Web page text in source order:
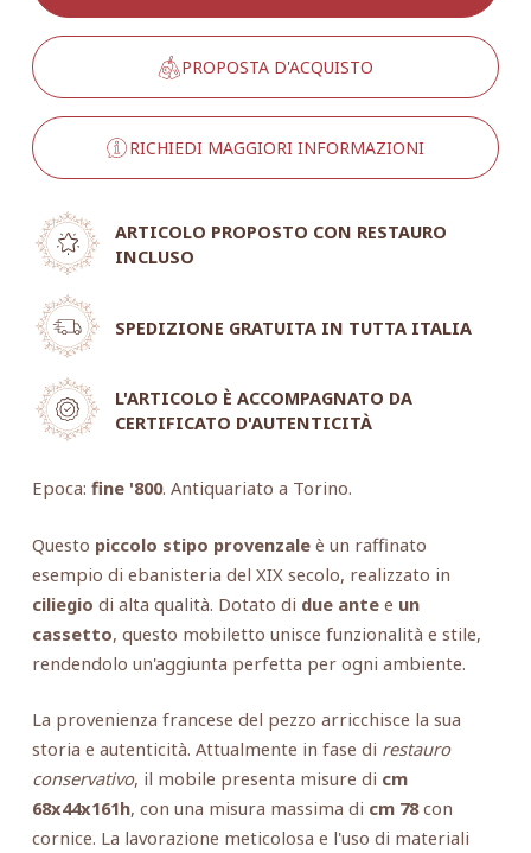
PROPOSTA D'ACQUISTO
RICHIEDI MAGGIORI INFORMAZIONI
ARTICOLO PROPOSTO CON RESTAURO
INCLUSO
SPEDIZIONE GRATUITA IN TUTTA ITALIA
L'ARTICOLO È ACCOMPAGNATO DA
CERTIFICATO D'AUTENTICITÀ
Epoca: fine '800. Antiquariato a Torino.
Questo piccolo stipo provenzaleè un raffinato
esempio di ebanisteria del XIX secolo, realizzato in
ciliegio di alta qualità. Dotato di due antee un
cassetto, questo mobiletto unisce funzionalità e stile,
rendendolo un'aggiunta perfetta per ogni ambiente.
La provenienza francese del pezzo arricchisce la sua
storia e autenticità. Attualmente in fase di restauro
conservativo, il mobile presenta misure di cm
68x44x161h, con una misura massima di cm 78con
cornice. La lavorazione meticolosa e l'uso di materiali